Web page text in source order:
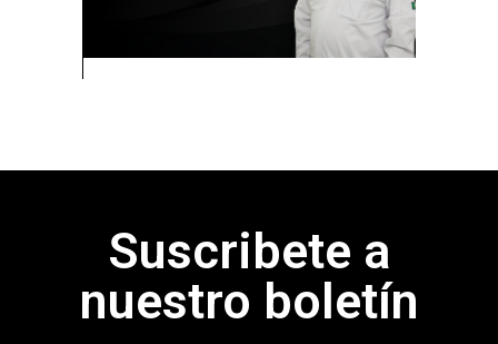
Suscribete a
nuestro boletín